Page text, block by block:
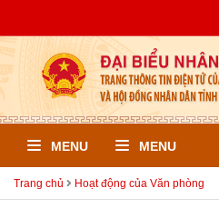
MENU MENU
Trang chủ Hoạt động của Văn phòng